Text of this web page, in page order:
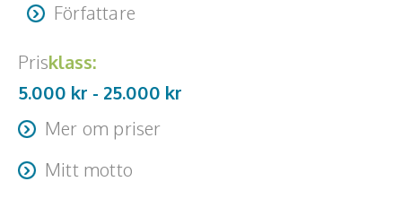
Författare
Prisklass:
5.000 kr - 25.000 kr
Mer om priser
Om man vill kombinera med ett workshop efter
föreläsningen blir det 15.000 kr.
Mitt motto